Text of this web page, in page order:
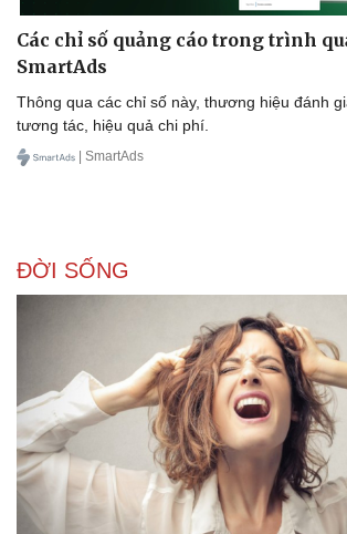
Các chỉ số quảng cáo trong trình
SmartAds
Thông qua các chỉ số này, thương hiệu đánh
tương tác, hiệu quả chi phí.
| SmartAds
ĐỜI SỐNG